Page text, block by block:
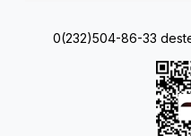
0(232)504-86-33